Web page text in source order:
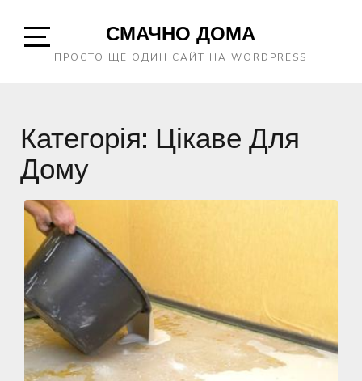
Open
СМАЧНО ДОМА
ПРОСТО ЩЕ ОДИН САЙТ НА WORDPRESS
Категорія: Цікаве Для
Дому